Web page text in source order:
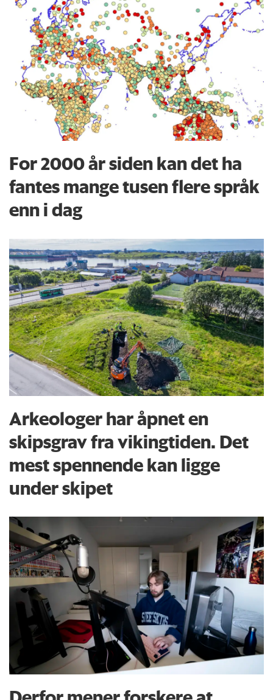
For 2000 år siden kan det ha
fantes mange tusen flere språk
enn i dag
Arkeologer har åpnet en
skipsgrav fra vikingtiden. Det
mest spennende kan ligge
under skipet